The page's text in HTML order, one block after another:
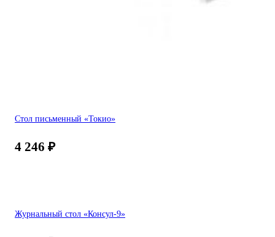
Стол письменный «Токио»
4 246 ₽
Журнальный стол «Консул-9»